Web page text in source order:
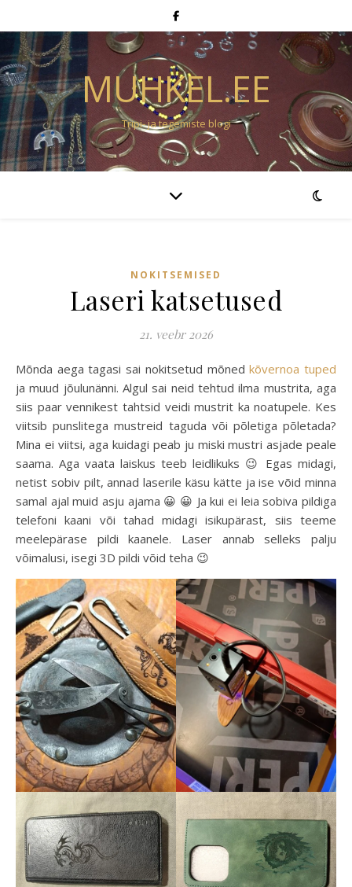
MUHKEL.EE
Tripi- ja tegemiste blogi
NOKITSEMISED
Laseri katsetused
21. veebr 2026
Mõnda aega tagasi sai nokitsetud mõnedkõvernoa tuped
ja muud jõulunänni. Algul sai neid tehtud ilma mustrita, aga
siis paar vennikest tahtsid veidi mustrit ka noatupele. Kes
viitsib punslitega mustreid taguda või põletiga põletada?
Mina ei viitsi, aga kuidagi peab ju miski mustri asjade peale
saama. Aga vaata laiskus teeb leidlikuks 😉 Egas midagi,
netist sobiv pilt, annad laserile käsu kätte ja ise võid minna
samal ajal muid asju ajama 😀 😀 Ja kui ei leia sobiva pildiga
telefoni kaani või tahad midagi isikupärast, siis teeme
meelepärase pildi kaanele. Laser annab selleks palju
võimalusi, isegi 3D pildi võid teha 😉